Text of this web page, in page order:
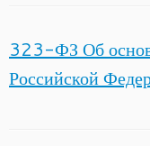
323-ФЗ Об
Российской